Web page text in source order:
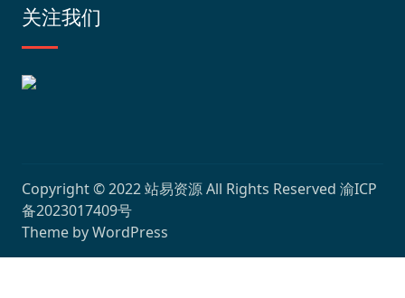
关注我们
Copyright © 2022站易资源All Rights Reserved 渝ICP
备2023017409号
Theme byWordPress